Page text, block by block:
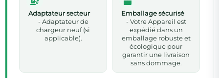
Adaptateur secteur
- Adaptateur de
chargeur neuf (si
applicable).
Emballage sécurisé
- Votre Appareil est
expédié dans un
emballage robuste et
écologique pour
garantir une livraison
sans dommage.